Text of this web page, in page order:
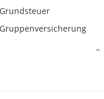
Grundsteuer
Gruppenversicherung